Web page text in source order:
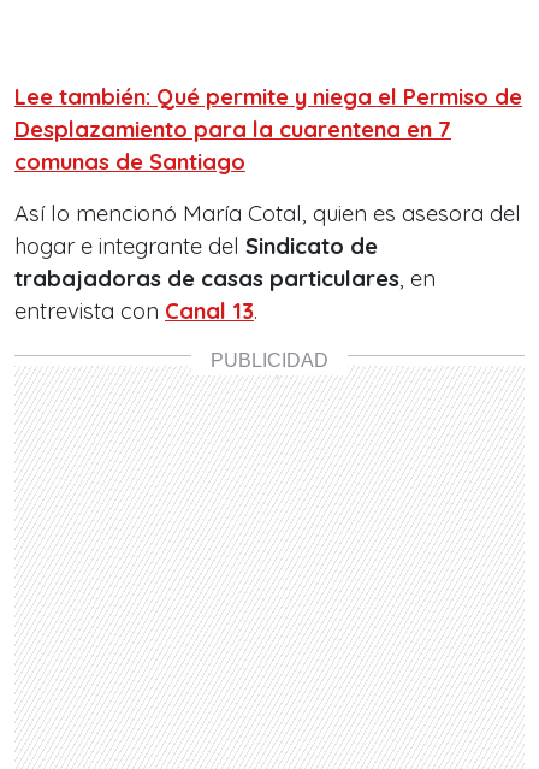
Lee también: Qué permite y niega el Permiso de
Desplazamiento para la cuarentena en 7
comunas de Santiago
Así lo mencionó María Cotal, quien es asesora del
hogar e integrante del Sindicato de
trabajadoras de casas particulares, en
entrevista con Canal 13.